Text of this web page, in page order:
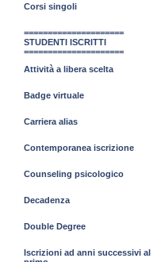
Corsi singoli
=====================
STUDENTI ISCRITTI
=====================
Attività a libera scelta
Badge virtuale
Carriera alias
Contemporanea iscrizione
Counseling psicologico
Decadenza
Double Degree
Iscrizioni ad anni successivi al